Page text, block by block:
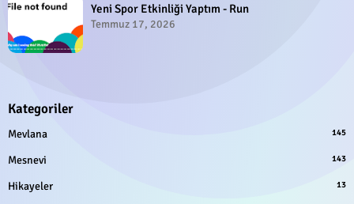
Yeni Spor Etkinliği Yaptım - Run
Temmuz 17, 2026
Kategoriler
Mevlana 145
Mesnevi 143
Hikayeler 13